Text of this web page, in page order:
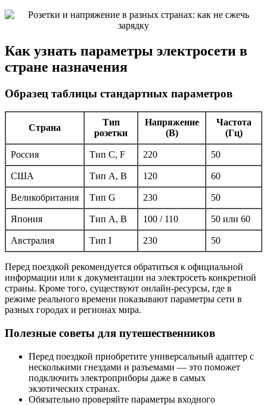
Как узнать параметры электросети в
стране назначения
Образец таблицы стандартных параметров
Страна
Тип
розетки
Напряжение
(В)
Частота
(Гц)
Россия Тип C, F 220 50
США Тип A, B 120 60
Великобритания Тип G 230 50
Япония Тип A, B 100 / 110 50 или 60
Австралия Тип I 230 50
Перед поездкой рекомендуется обратиться к официальной
информации или к документации на электросеть конкретной
страны. Кроме того, существуют онлайн-ресурсы, где в
режиме реального времени показывают параметры сети в
разных городах и регионах мира.
Полезные советы для путешественников
Перед поездкой приобретите универсальный адаптер с
несколькими гнездами и разъемами — это поможет
подключить электроприборы даже в самых
экзотических странах.
Обязательно проверяйте параметры входного